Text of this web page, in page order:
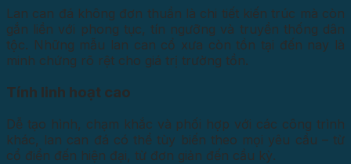
Lan can đá không đơn thuần là chi tiết kiến trúc mà còn
gắn liền với phong tục, tín ngưỡng và truyền thống dân
tộc. Những mẫu lan can cổ xưa còn tồn tại đến nay là
minh chứng rõ rệt cho giá trị trường tồn.
Tính linh hoạt cao
Dễ tạo hình, chạm khắc và phối hợp với các công trình
khác, lan can đá có thể tùy biến theo mọi yêu cầu – từ
cổ điển đến hiện đại, từ đơn giản đến cầu kỳ.